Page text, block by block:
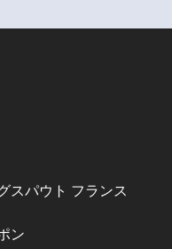
スパウト フランス
ン